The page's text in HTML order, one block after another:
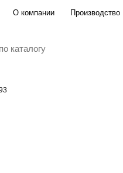
О компании Производство